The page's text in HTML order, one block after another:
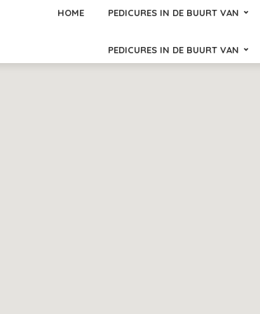
HOME PEDICURES IN DE BUURT VAN
PEDICURES IN DE BUURT VAN